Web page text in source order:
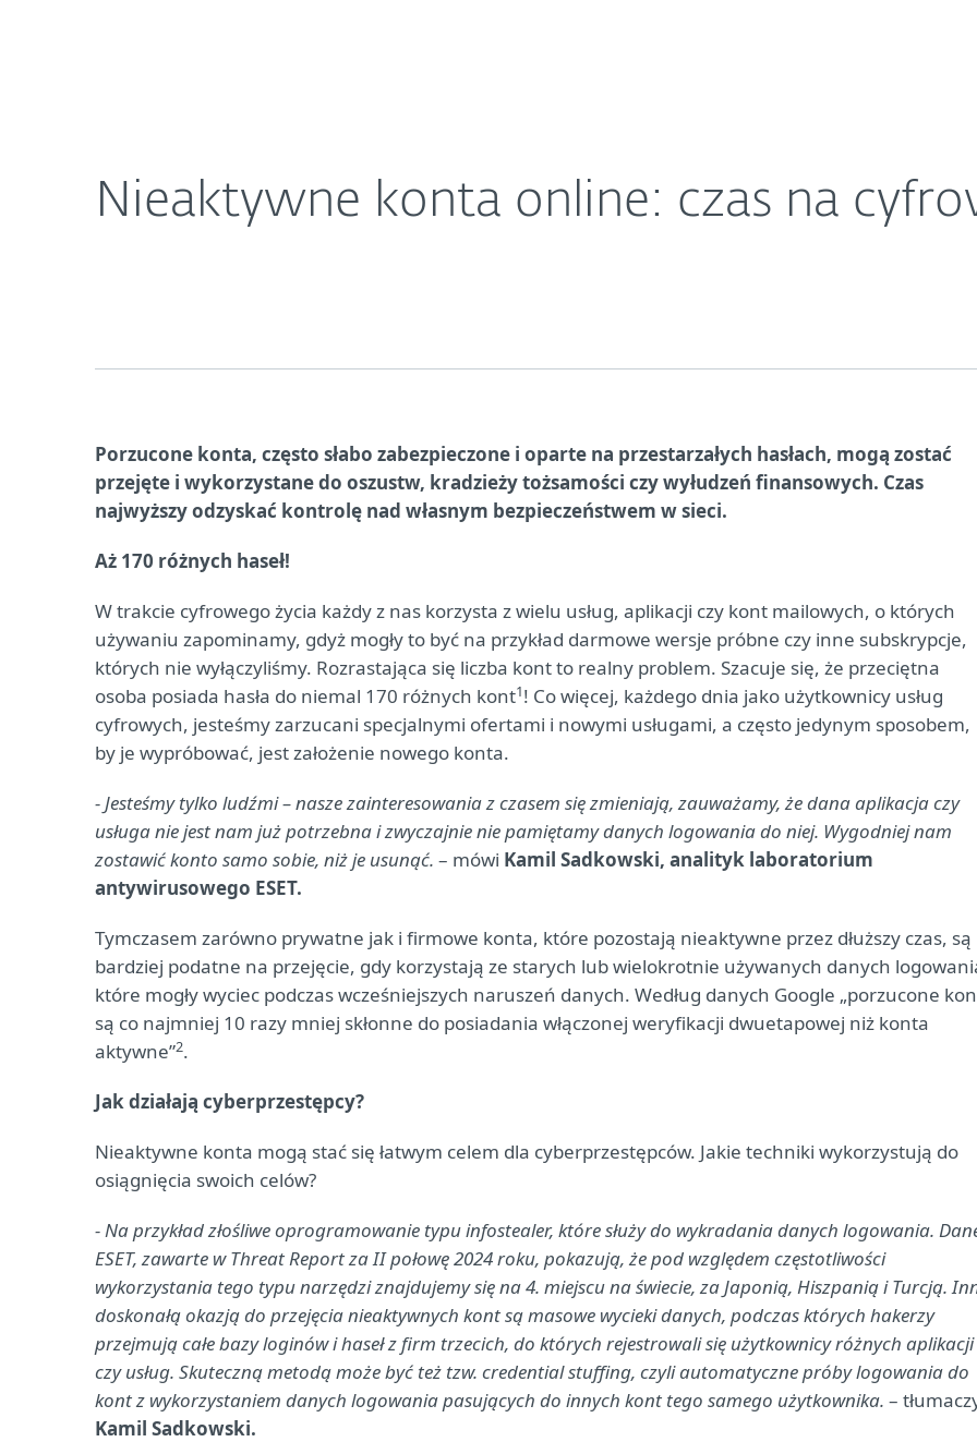
Nieaktywne konta online: czas na
Porzucone konta, często słabo zabezpieczone i oparte na przestarzałych hasłach, mogą zostać
przejęte i wykorzystane do oszustw, kradzieży tożsamości czy wyłudzeń finansowych. Czas
najwyższy odzyskać kontrolę nad własnym bezpieczeństwem w sieci.
Aż 170 różnych haseł!
W trakcie cyfrowego życia każdy z nas korzysta z wielu usług, aplikacji czy kont mailowych, o których
używaniu zapominamy, gdyż mogły to być na przykład darmowe wersje próbne czy inne subskrypcje,
których nie wyłączyliśmy. Rozrastająca się liczba kont to realny problem. Szacuje się, że przeciętna
osoba posiada hasła do niemal 170 różnych kont1! Co więcej, każdego dnia jako użytkownicy usług
cyfrowych, jesteśmy zarzucani specjalnymi ofertami i nowymi usługami, a często jedynym sposobem,
by je wypróbować, jest założenie nowego konta.
- Jesteśmy tylko ludźmi – nasze zainteresowania z czasem się zmieniają, zauważamy, że dana aplikacja czy
usługa nie jest nam już potrzebna i zwyczajnie nie pamiętamy danych logowania do niej. Wygodniej nam
zostawić konto samo sobie, niż je usunąć. – mówi Kamil Sadkowski, analityk laboratorium
antywirusowego ESET.
Tymczasem zarówno prywatne jak i firmowe konta, które pozostają nieaktywne przez dłuższy czas, są
bardziej podatne na przejęcie, gdy korzystają ze starych lub wielokrotnie używanych danych
które mogły wyciec podczas wcześniejszych naruszeń danych. Według danych Google „porzucone
są co najmniej 10 razy mniej skłonne do posiadania włączonej weryfikacji dwuetapowej niż konta
aktywne”2.
Jak działają cyberprzestępcy?
Nieaktywne konta mogą stać się łatwym celem dla cyberprzestępców. Jakie techniki wykorzystują do
osiągnięcia swoich celów?
- Na przykład złośliwe oprogramowanie typu infostealer, które służy do wykradania danych logowania.
ESET, zawarte w Threat Report za II połowę 2024 roku, pokazują, że pod względem częstotliwości
wykorzystania tego typu narzędzi znajdujemy się na 4. miejscu na świecie, za Japonią, Hiszpanią i Turcją.
doskonałą okazją do przejęcia nieaktywnych kont są masowe wycieki danych, podczas których hakerzy
przejmują całe bazy loginów i haseł z firm trzecich, do których rejestrowali się użytkownicy różnych aplikacji
czy usług. Skuteczną metodą może być też tzw. credential stuffing, czyli automatyczne próby logowania do
kont z wykorzystaniem danych logowania pasujących do innych kont tego samego użytkownika. –
Kamil Sadkowski.